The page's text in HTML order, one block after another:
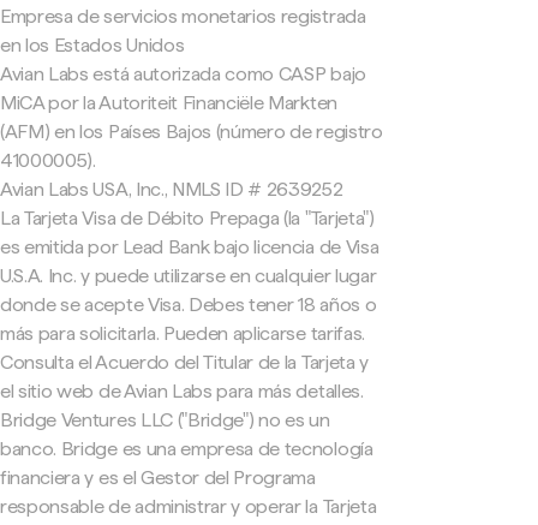
Empresa de servicios monetarios registrada
en los Estados Unidos
Avian Labs está autorizada como CASP bajo
MiCA por la Autoriteit Financiële Markten
(AFM) en los Países Bajos (número de registro
41000005).
Avian Labs USA, Inc., NMLS ID # 2639252
La Tarjeta Visa de Débito Prepaga (la "Tarjeta")
es emitida por Lead Bank bajo licencia de Visa
U.S.A. Inc. y puede utilizarse en cualquier lugar
donde se acepte Visa. Debes tener 18 años o
más para solicitarla. Pueden aplicarse tarifas.
Consulta el Acuerdo del Titular de la Tarjeta y
el sitio web de Avian Labs para más detalles.
Bridge Ventures LLC ("Bridge") no es un
banco. Bridge es una empresa de tecnología
financiera y es el Gestor del Programa
responsable de administrar y operar la Tarjeta